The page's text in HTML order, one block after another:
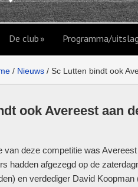
De club Programma/
/ Nieuws / Sc Lutten bindt ook
ook Avereest aan
van deze competitie was
hadden afgezegd op de
en verdediger David